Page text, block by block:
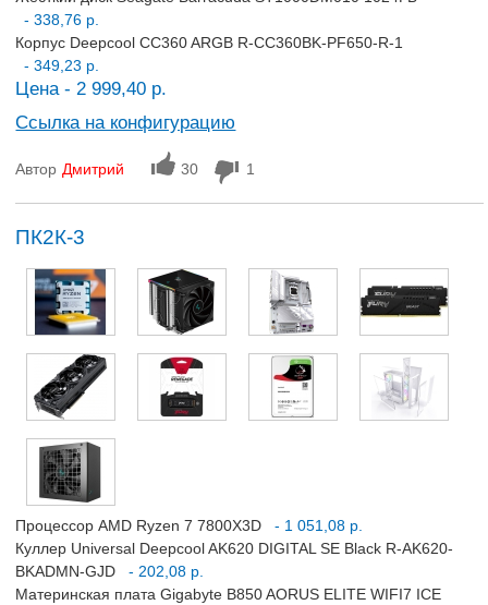
- 338,76 р.
Корпус Deepcool CC360 ARGB R-CC360BK-PF650-R-1
- 349,23 р.
Цена - 2 999,40 р.
Ссылка на конфигурацию
Автор Дмитрий 30 1
ПК2К-3
Процессор AMD Ryzen 7 7800X3D
- 1 051,08 р.
Куллер Universal Deepcool AK620 DIGITAL SE Black R-AK620-
BKADMN-GJD
- 202,08 р.
Материнская плата Gigabyte B850 AORUS ELITE WIFI7 ICE